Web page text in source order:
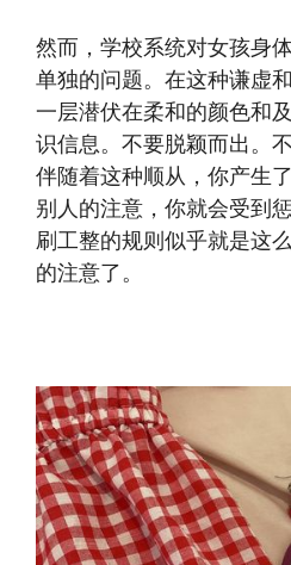
然而，学校系统对女孩身
单独的问题。在这种谦虚
一层潜伏在柔和的颜色和
识信息。不要脱颖而出。
伴随着这种顺从，你产生
别人的注意，你就会受到
刷工整的规则似乎就是这
的注意了。